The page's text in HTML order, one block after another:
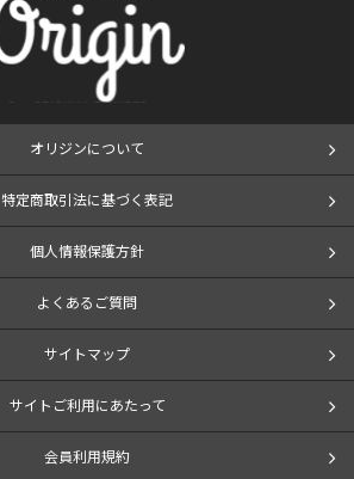
オリジンについて
特定商取引法に基づく表記
個人情報保護方針
よくあるご質問
サイトマップ
サイトご利用にあたって
会員利用規約